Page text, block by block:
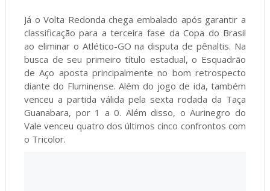
Já o Volta Redonda chega embalado após garantir a
classificação para a terceira fase da Copa do Brasil
ao eliminar o Atlético-GO na disputa de pênaltis. Na
busca de seu primeiro título estadual, o Esquadrão
de Aço aposta principalmente no bom retrospecto
diante do Fluminense. Além do jogo de ida, também
venceu a partida válida pela sexta rodada da Taça
Guanabara, por 1 a 0. Além disso, o Aurinegro do
Vale venceu quatro dos últimos cinco confrontos com
o Tricolor.